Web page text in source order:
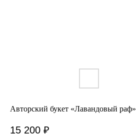
Авторский букет «Лавандовый раф»
15 200 ₽